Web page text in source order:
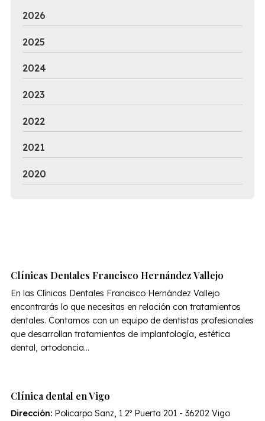
2026
2025
2024
2023
2022
2021
2020
Clínicas Dentales Francisco Hernández Vallejo
En las Clínicas Dentales Francisco Hernández Vallejo
encontrarás lo que necesitas en relación con tratamientos
dentales. Contamos con un equipo de dentistas profesionales
que desarrollan tratamientos de implantología, estética
dental, ortodoncia...
Clínica dental en Vigo
Dirección: Policarpo Sanz, 1 2º Puerta 201 - 36202 Vigo